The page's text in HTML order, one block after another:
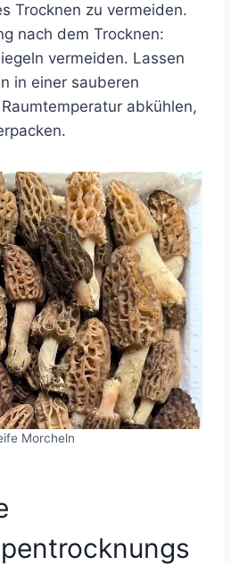
Trocknen zu vermeiden.
nach dem Trocknen:
vermeiden. Lassen
in einer sauberen
abkühlen,
Morcheln